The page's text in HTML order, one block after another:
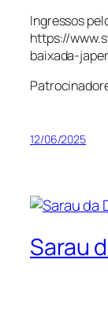
Ingressos
https://
baixada-
12/06/2025
Sarau